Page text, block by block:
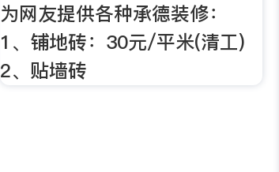
为网友提供各种承德装修：
1、铺地砖：30元/平米(清工)
2、贴墙砖